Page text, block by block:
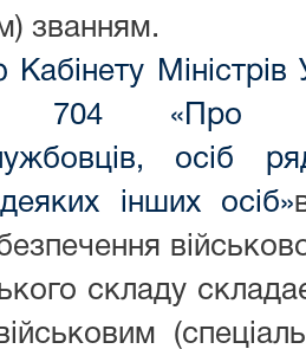
званням.
Кабінету
704 «Про
осіб
інших осіб»
складу